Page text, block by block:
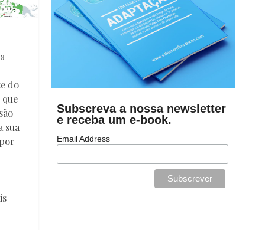
Subscreva a nossa newsletter
e receba um e-book.
Email Address
do
sua